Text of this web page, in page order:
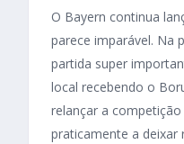
O Bayern continua
parece imparável. Na
partida super
local recebendo o
relançar a
praticamente a deixar